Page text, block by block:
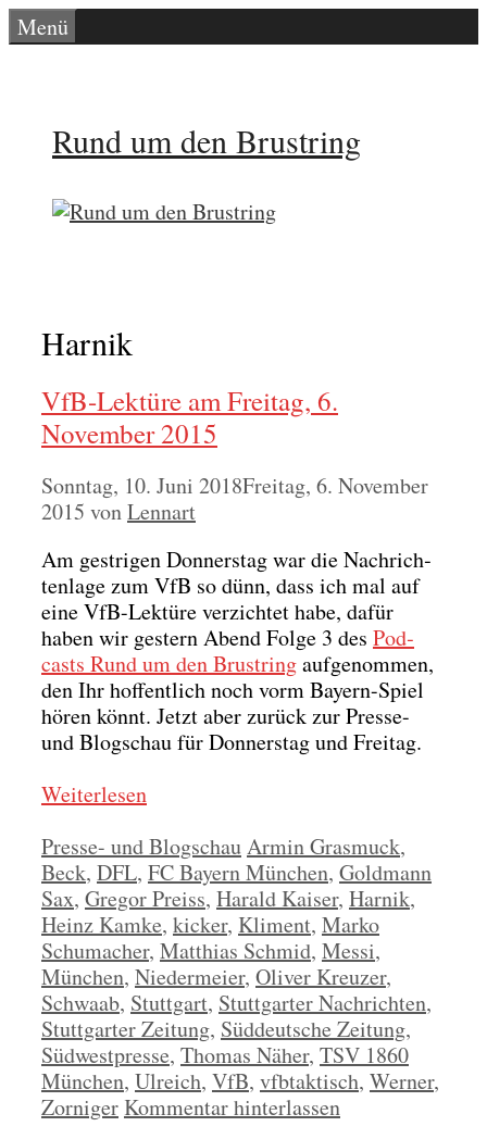
Zum
Inhalt
Menü
Rund um den Brustring
Harnik
VfB-Lektüre am Freitag, 6.
November 2015
Sonntag, 10. Juni 2018Freitag, 6. November
2015 vonLennart
Am gest­ri­gen Don­ners­tag war die Nach­rich­
ten­la­ge zum VfB so dünn, dass ich mal auf
eine VfB-Lek­tü­re ver­zich­tet habe, dafür
haben wir ges­tern Abend Fol­ge 3 des Pod­
casts Rund um den Brust­ringauf­ge­nom­men,
den Ihr hof­fent­lich noch vorm Bay­ern-Spiel
hören könnt. Jetzt aber zurück zur Pres­se-
und Blog­schau für Don­ners­tag und Frei­tag.
Wei­ter­le­sen
Kategorien
Presse- und Blogschau Schlagwörter
Armin Grasmuck,
Beck, DFL, FC Bayern München, Goldmann
Sax, Gregor Preiss, Harald Kaiser, Harnik,
Heinz Kamke, kicker, Kliment, Marko
Schumacher, Matthias Schmid, Messi,
München, Niedermeier, Oliver Kreuzer,
Schwaab, Stuttgart, Stuttgarter Nachrichten,
Stuttgarter Zeitung, Süddeutsche Zeitung,
Südwestpresse, Thomas Näher, TSV 1860
München, Ulreich, VfB, vfbtaktisch, Werner,
Zorniger Kommentar hinterlassen